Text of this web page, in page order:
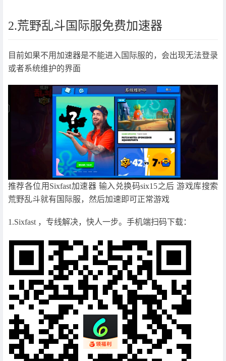
2.荒野乱斗国际服免费加速器
目前如果不用加速器是不能进入国际服的，会出现无法登录
或者系统维护的界面
推荐各位用Sixfast加速器 输入兑换码six15之后 游戏库搜索
荒野乱斗就有国际服，然后加速即可正常游戏
1.Sixfast ，专线解决，快人一步。手机端扫码下载：